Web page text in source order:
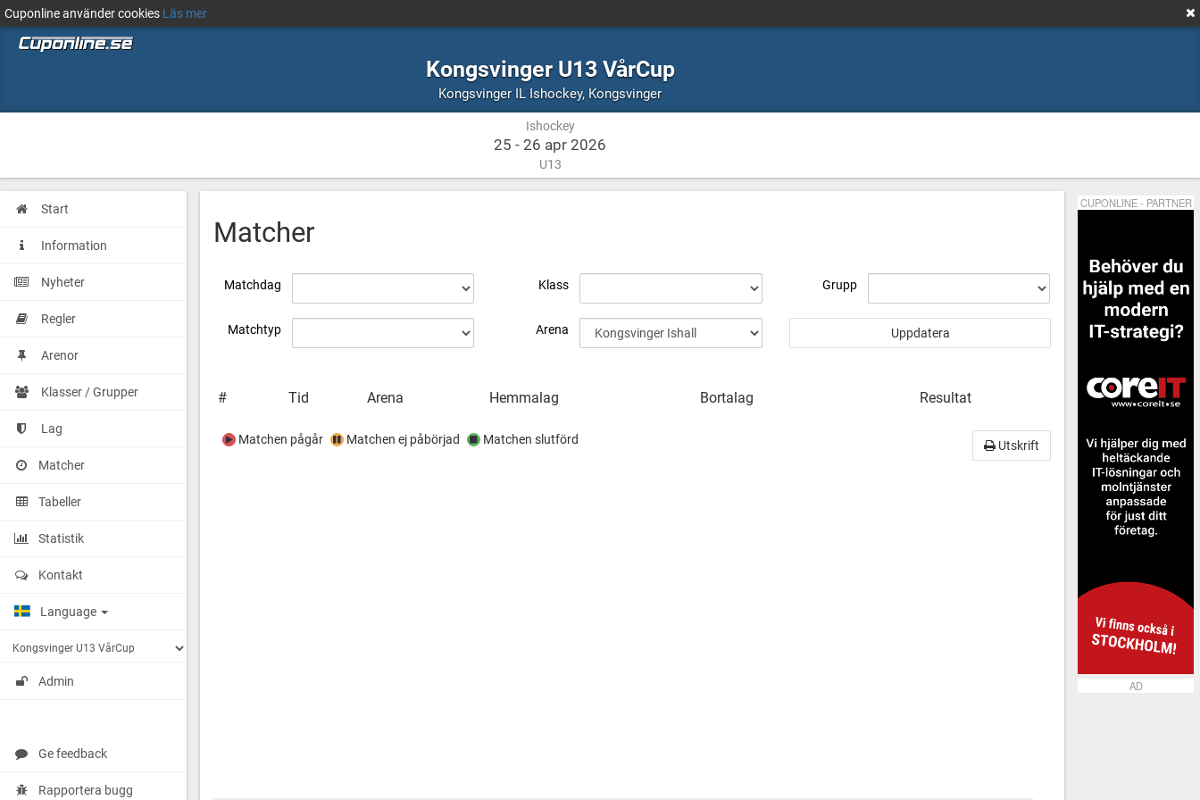
Cuponline använder cookies Läs mer
Kongsvinger U13 VårCup
Kongsvinger IL Ishockey, Ishockey
KongsvingerKongsvinger
Ishockey
25 - 26 apr 2026
U13
Start
Information
Nyheter
Regler
Arenor
Klasser / Grupper
Lag
Matcher
Tabeller
Statistik
Kontakt
Language
Admin
Ge feedback
Rapportera bugg
Matcher
Matchdag Klass Grupp
Matchtyp Arena
# Tid Arena Hemmalag Bortalag Resultat
Matchen pågår Matchen ej påbörjad Matchen slutförd Utskrift
CUPONLINE - PARTNER
AD